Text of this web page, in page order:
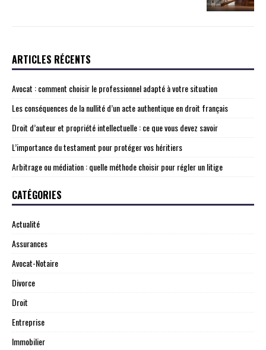
ARTICLES RÉCENTS
Avocat : comment choisir le professionnel adapté à votre situation
Les conséquences de la nullité d’un acte authentique en droit français
Droit d’auteur et propriété intellectuelle : ce que vous devez savoir
L’importance du testament pour protéger vos héritiers
Arbitrage ou médiation : quelle méthode choisir pour régler un litige
CATÉGORIES
Actualité
Assurances
Avocat-Notaire
Divorce
Droit
Entreprise
Immobilier